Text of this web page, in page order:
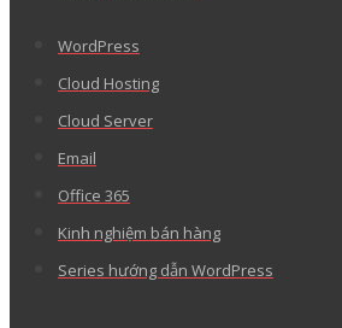
WordPress
Cloud Hosting
Cloud Server
Email
Office 365
Kinh nghiệm bán hàng
Series hướng dẫn WordPress